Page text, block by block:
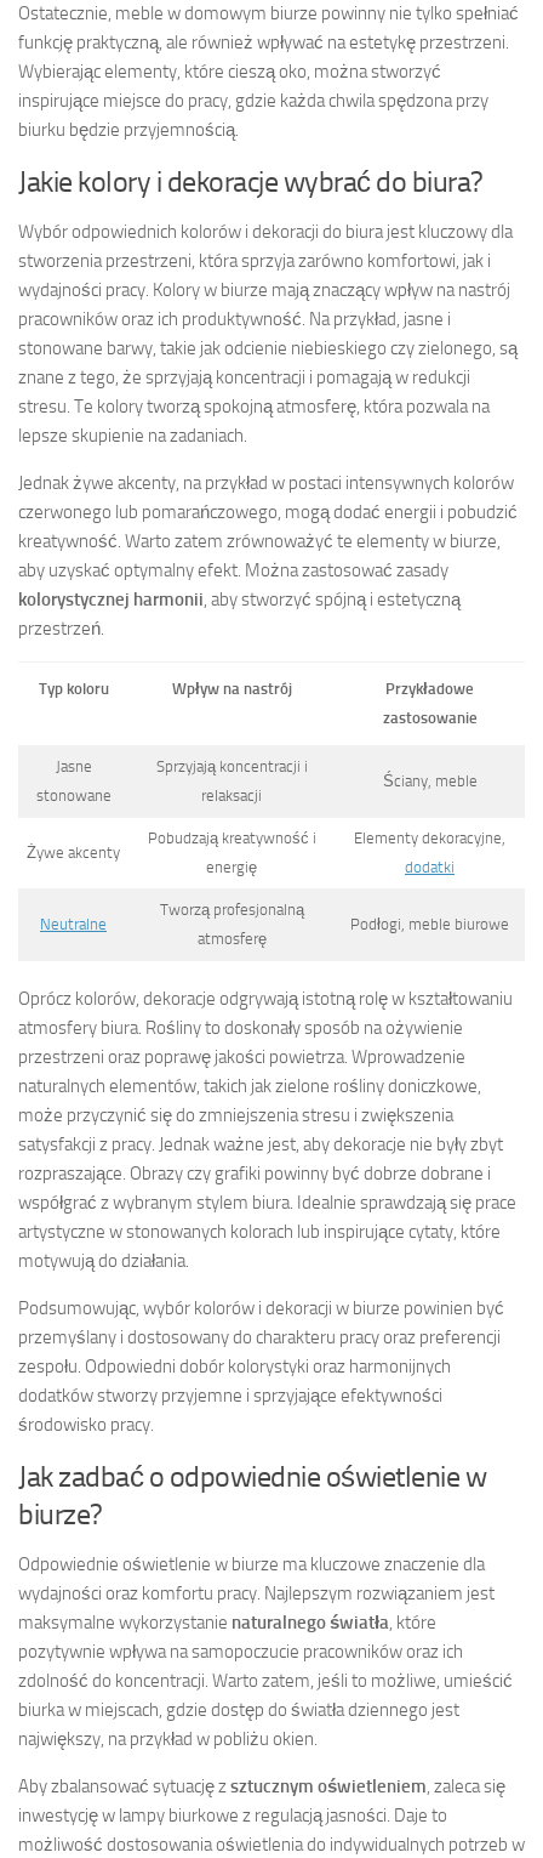
Ostatecznie, meble w domowym biurze powinny nie tylko spełniać
funkcję praktyczną, ale również wpływać na estetykę przestrzeni.
Wybierając elementy, które cieszą oko, można stworzyć
inspirujące miejsce do pracy, gdzie każda chwila spędzona przy
biurku będzie przyjemnością.
Jakie kolory i dekoracje wybrać do biura?
Wybór odpowiednich kolorów i dekoracji do biura jest kluczowy dla
stworzenia przestrzeni, która sprzyja zarówno komfortowi, jak i
wydajności pracy. Kolory w biurze mają znaczący wpływ na nastrój
pracowników oraz ich produktywność. Na przykład, jasne i
stonowane barwy, takie jak odcienie niebieskiego czy zielonego, są
znane z tego, że sprzyjają koncentracji i pomagają w redukcji
stresu. Te kolory tworzą spokojną atmosferę, która pozwala na
lepsze skupienie na zadaniach.
Jednak żywe akcenty, na przykład w postaci intensywnych kolorów
czerwonego lub pomarańczowego, mogą dodać energii i pobudzić
kreatywność. Warto zatem zrównoważyć te elementy w biurze,
aby uzyskać optymalny efekt. Można zastosować zasady
kolorystycznej harmonii, aby stworzyć spójną i estetyczną
przestrzeń.
Typ koloru Wpływ na nastrój
Przykładowe
zastosowanie
Jasne
stonowane
Sprzyjają koncentracji i
relaksacji
Ściany, meble
Żywe akcenty
Pobudzają kreatywność i
energię
Elementy dekoracyjne,
dodatki
Neutralne
Tworzą profesjonalną
atmosferę
Podłogi, meble biurowe
Oprócz kolorów, dekoracje odgrywają istotną rolę w kształtowaniu
atmosfery biura. Rośliny to doskonały sposób na ożywienie
przestrzeni oraz poprawę jakości powietrza. Wprowadzenie
naturalnych elementów, takich jak zielone rośliny doniczkowe,
może przyczynić się do zmniejszenia stresu i zwiększenia
satysfakcji z pracy. Jednak ważne jest, aby dekoracje nie były zbyt
rozpraszające. Obrazy czy grafiki powinny być dobrze dobrane i
współgrać z wybranym stylem biura. Idealnie sprawdzają się prace
artystyczne w stonowanych kolorach lub inspirujące cytaty, które
motywują do działania.
Podsumowując, wybór kolorów i dekoracji w biurze powinien być
przemyślany i dostosowany do charakteru pracy oraz preferencji
zespołu. Odpowiedni dobór kolorystyki oraz harmonijnych
dodatków stworzy przyjemne i sprzyjające efektywności
środowisko pracy.
Jak zadbać o odpowiednie oświetlenie w
biurze?
Odpowiednie oświetlenie w biurze ma kluczowe znaczenie dla
wydajności oraz komfortu pracy. Najlepszym rozwiązaniem jest
maksymalne wykorzystanie naturalnego światła, które
pozytywnie wpływa na samopoczucie pracowników oraz ich
zdolność do koncentracji. Warto zatem, jeśli to możliwe, umieścić
biurka w miejscach, gdzie dostęp do światła dziennego jest
największy, na przykład w pobliżu okien.
Aby zbalansować sytuację zsztucznym oświetleniem, zaleca się
inwestycję w lampy biurkowe z regulacją jasności. Daje to
możliwość dostosowania oświetlenia do indywidualnych potrzeb w